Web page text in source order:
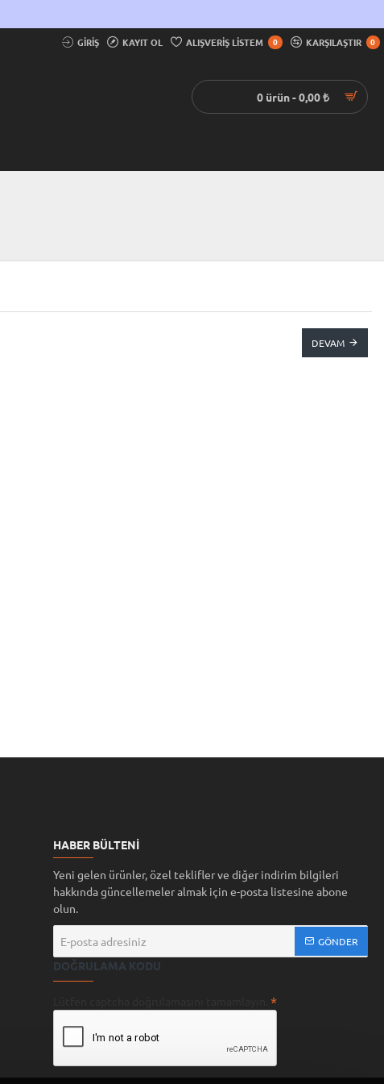
GIRIŞ KAYIT OL ALIŞVERIŞ LISTEM 0 KARŞILAŞTIR 0
0 ürün - 0,00 ₺
DEVAM
HABER BÜLTENI
Yeni gelen ürünler, özel teklifler ve diğer indirim bilgileri
hakkında güncellemeler almak için e-posta listesine abone
olun.
posta
adresiniz
GÖNDER
DOĞRULAMA KODU